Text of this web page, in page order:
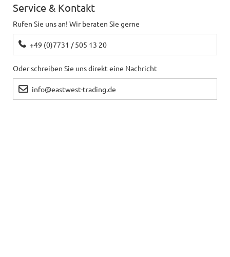
Service & Kontakt
Rufen Sie uns an! Wir beraten Sie gerne
+49 (0)7731 / 505 13 20
Oder schreiben Sie uns direkt eine Nachricht
info@eastwest-trading.de